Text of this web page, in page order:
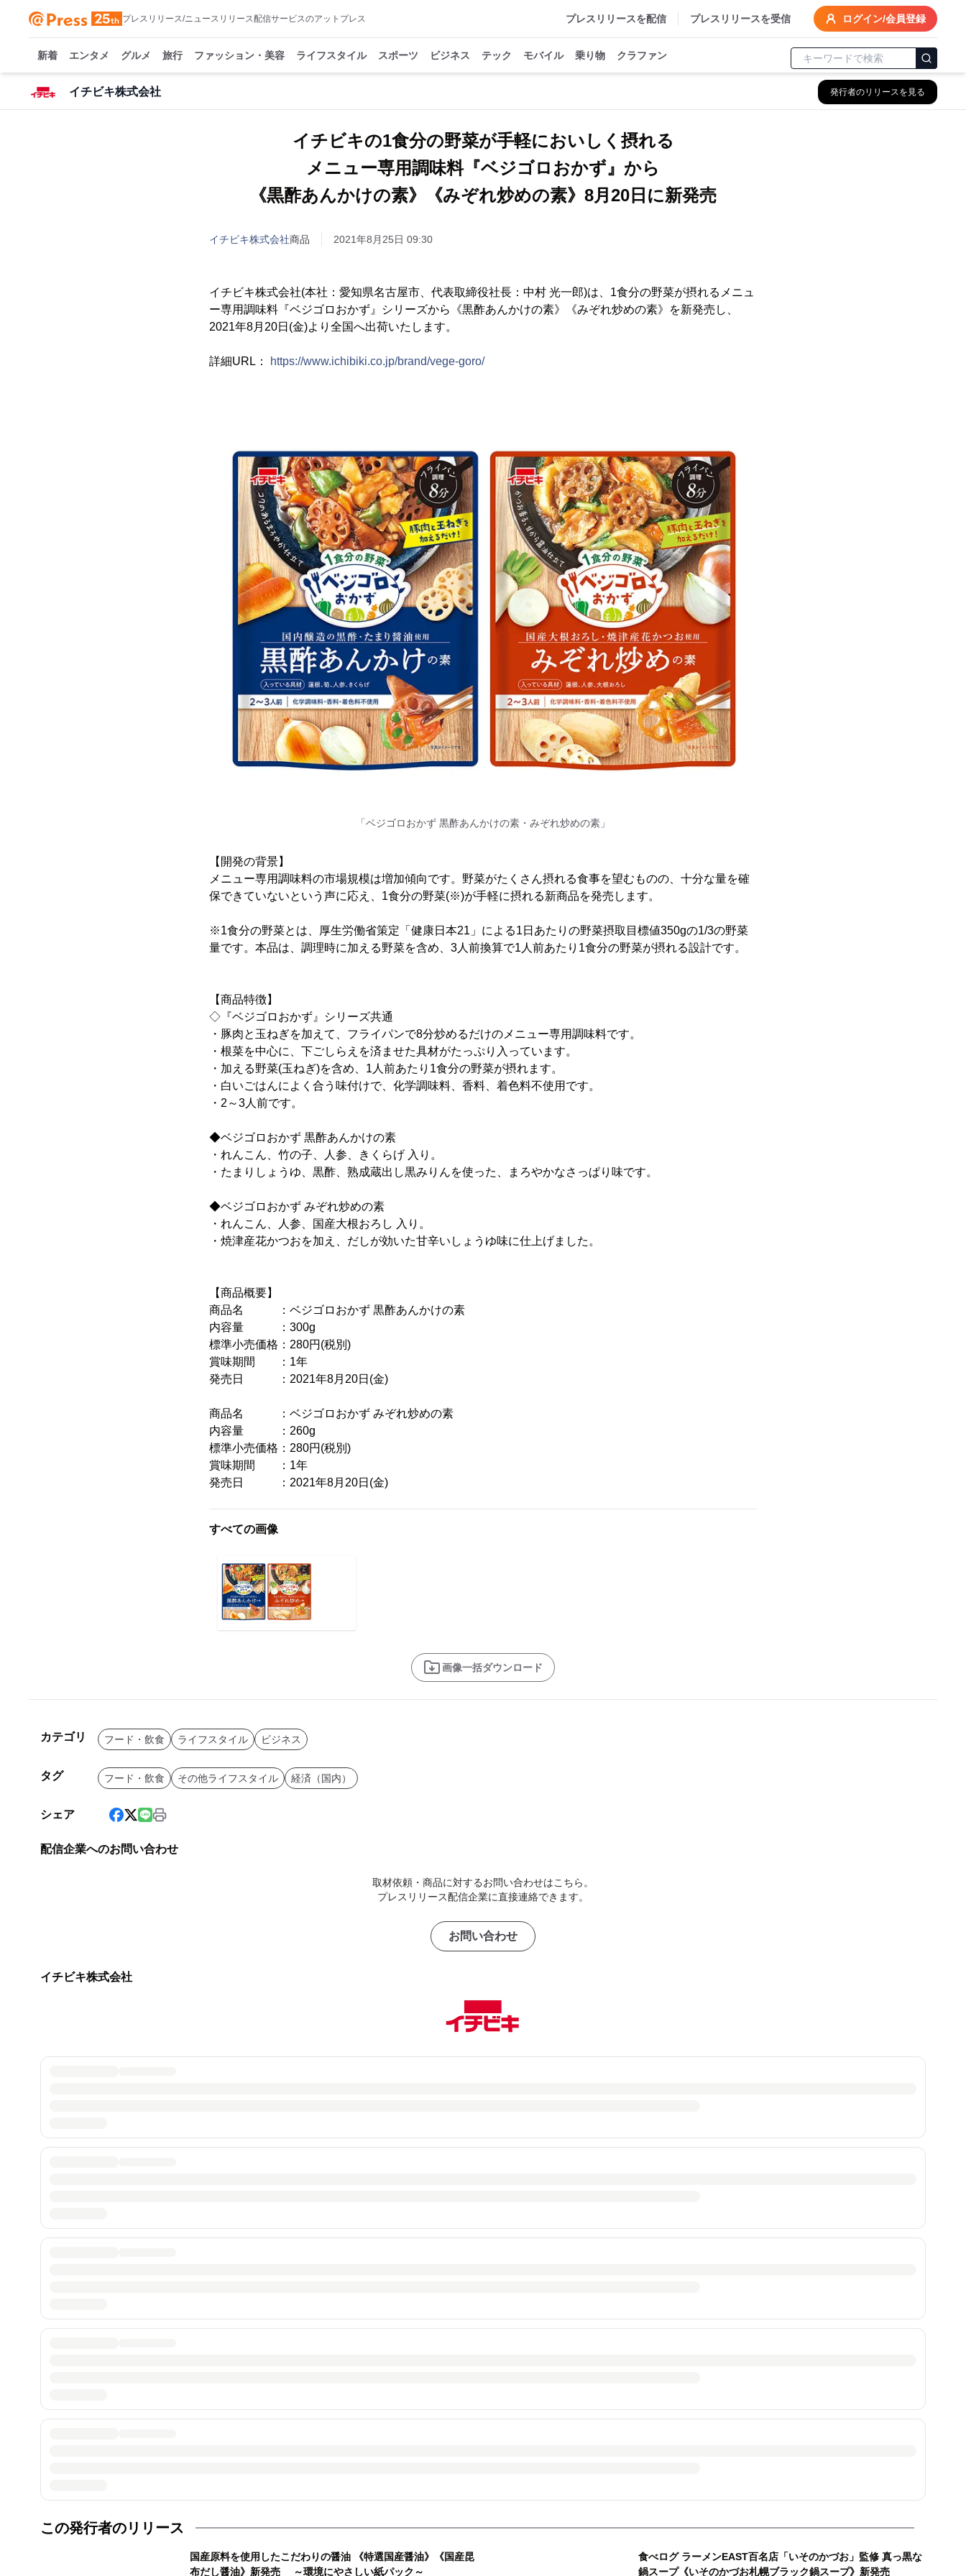
プレスリリース/ニュースリリース配信サービスのアットプレス プレスリリースを配信 プレスリリースを受信 ログイン/会員登録
新着 エンタメ グルメ 旅行 ファッション・美容 ライフスタイル スポーツ ビジネス テック モバイル 乗り物 クラファン
イチビキ株式会社 発行者のリリースを見る
イチビキの1食分の野菜が手軽においしく摂れる
メニュー専用調味料『ベジゴロおかず』から
《黒酢あんかけの素》《みぞれ炒めの素》8月20日に新発売
イチビキ株式会社商品 2021年8月25日 09:30
イチビキ株式会社(本社：愛知県名古屋市、代表取締役社長：中村 光一郎)は、1食分の野菜が摂れるメニュ
ー専用調味料『ベジゴロおかず』シリーズから《黒酢あんかけの素》《みぞれ炒めの素》を新発売し、
2021年8月20日(金)より全国へ出荷いたします。
詳細URL： https://www.ichibiki.co.jp/brand/vege-goro/
「ベジゴロおかず 黒酢あんかけの素・みぞれ炒めの素」
【開発の背景】
メニュー専用調味料の市場規模は増加傾向です。野菜がたくさん摂れる食事を望むものの、十分な量を確
保できていないという声に応え、1食分の野菜(※)が手軽に摂れる新商品を発売します。
※1食分の野菜とは、厚生労働省策定「健康日本21」による1日あたりの野菜摂取目標値350gの1/3の野菜
量です。本品は、調理時に加える野菜を含め、3人前換算で1人前あたり1食分の野菜が摂れる設計です。
【商品特徴】
◇『ベジゴロおかず』シリーズ共通
・豚肉と玉ねぎを加えて、フライパンで8分炒めるだけのメニュー専用調味料です。
・根菜を中心に、下ごしらえを済ませた具材がたっぷり入っています。
・加える野菜(玉ねぎ)を含め、1人前あたり1食分の野菜が摂れます。
・白いごはんによく合う味付けで、化学調味料、香料、着色料不使用です。
・2～3人前です。
◆ベジゴロおかず 黒酢あんかけの素
・れんこん、竹の子、人参、きくらげ 入り。
・たまりしょうゆ、黒酢、熟成蔵出し黒みりんを使った、まろやかなさっぱり味です。
◆ベジゴロおかず みぞれ炒めの素
・れんこん、人参、国産大根おろし 入り。
・焼津産花かつおを加え、だしが効いた甘辛いしょうゆ味に仕上げました。
【商品概要】
商品名 ：ベジゴロおかず 黒酢あんかけの素
内容量 ：300g
標準小売価格：280円(税別)
賞味期間 ：1年
発売日 ：2021年8月20日(金)
商品名 ：ベジゴロおかず みぞれ炒めの素
内容量 ：260g
標準小売価格：280円(税別)
賞味期間 ：1年
発売日 ：2021年8月20日(金)
すべての画像
画像一括ダウンロード
カテゴリ フード・飲食 ライフスタイル ビジネス
タグ フード・飲食 その他ライフスタイル 経済（国内）
シェア
配信企業へのお問い合わせ
取材依頼・商品に対するお問い合わせはこちら。
プレスリリース配信企業に直接連絡できます。
お問い合わせ
イチビキ株式会社
この発行者のリリース
国産原料を使用したこだわりの醤油 《特選国産醤油》《国産昆
布だし醤油》新発売 ～環境にやさしい紙パック～
食べログ ラーメンEAST百名店「いそのかづお」監修 真っ黒な
鍋スープ《いそのかづお札幌ブラック鍋スープ》新発売